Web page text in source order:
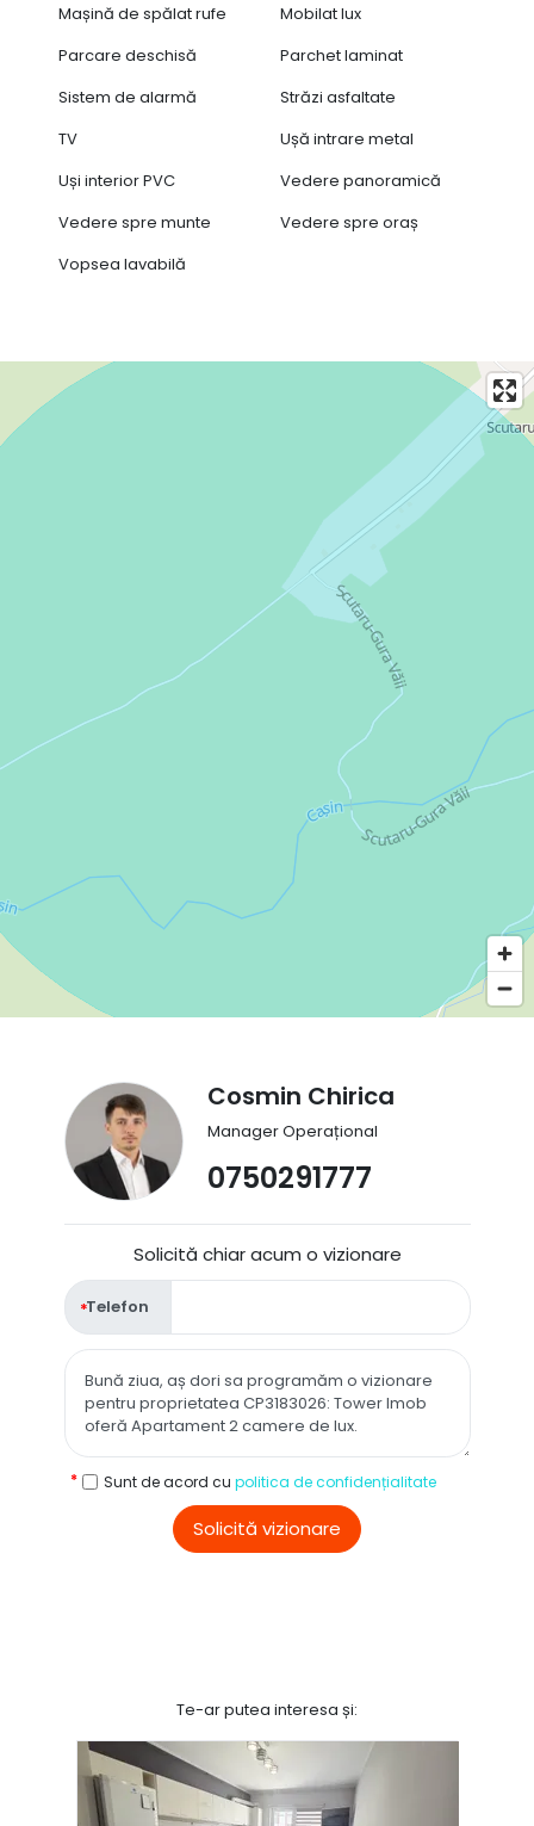
Mașină de spălat rufe
Mobilat lux
Parcare deschisă
Parchet laminat
Sistem de alarmă
Străzi asfaltate
TV
Ușă intrare metal
Uși interior PVC
Vedere panoramică
Vedere spre munte
Vedere spre oraș
Vopsea lavabilă
Cosmin Chirica
Manager Operațional
0750291777
Solicită chiar acum o vizionare
Telefon
Sunt de acord cu politica de confidențialitate
Solicită vizionare
Te-ar putea interesa și: